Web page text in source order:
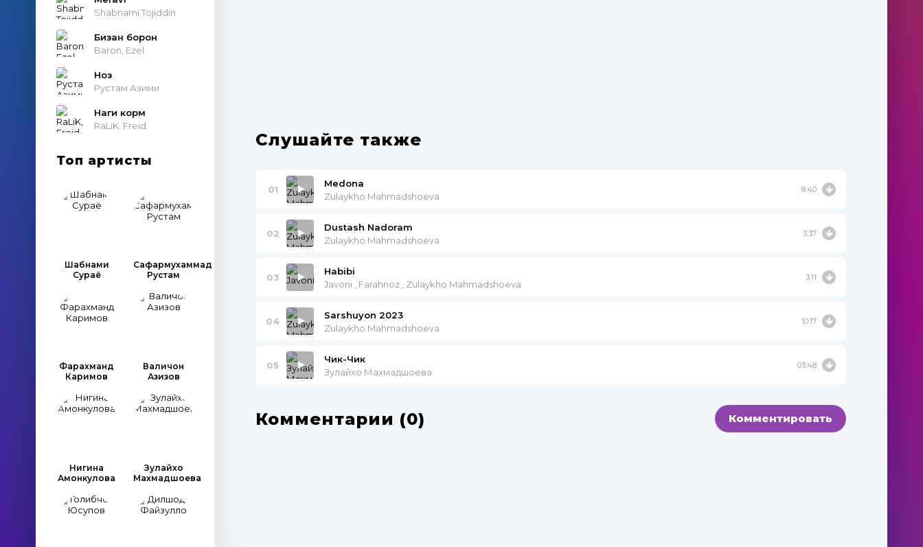
Shabnami Tojiddin
Бизан борон
Baron, Ezel
Ноз
Рустам Азими
Наги корм
RaLiK, Freid
Топ артисты
Шабнами
Сураё
Сафармухаммад
Рустам
Фарахманд
Каримов
Валичон
Азизов
Нигина
Амонкулова
Зулайхо
Махмадшоева
Слушайте также
01
Medona
Zulaykho Mahmadshoeva
8:40
02
Dustash Nadoram
Zulaykho Mahmadshoeva
3:37
03
Habibi
Javoni , Farahnoz , Zulaykho Mahmadshoeva
3:11
04
Sarshuyon 2023
Zulaykho Mahmadshoeva
10:17
05
Чик-Чик
Зулайхо Махмадшоева
03:48
Комментарии (0) Комментировать